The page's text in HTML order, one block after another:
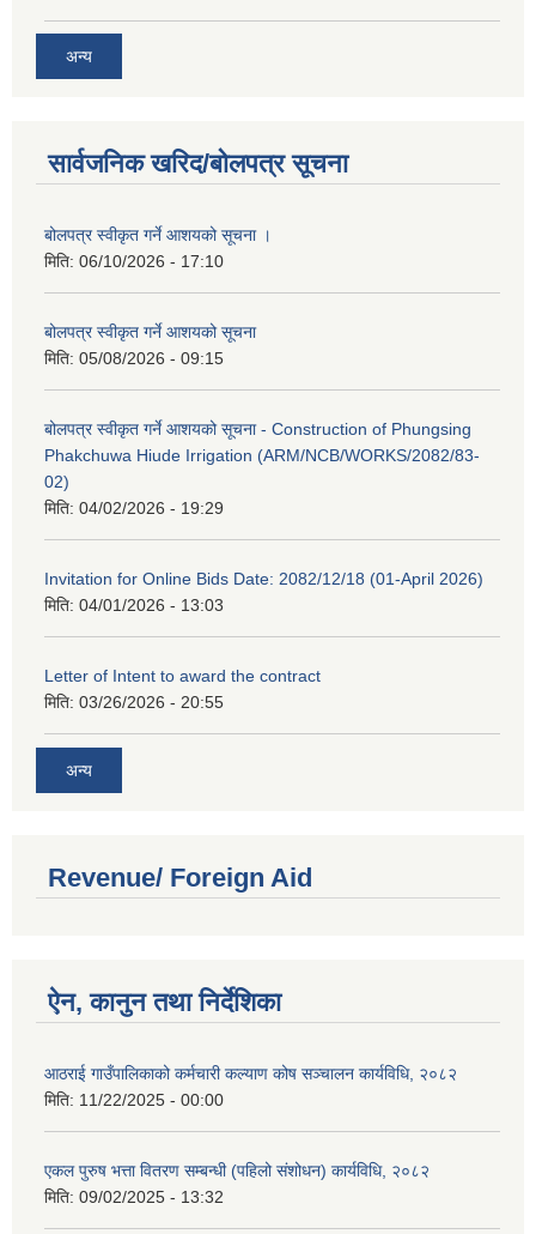
अन्य
सार्वजनिक खरिद/बोलपत्र सूचना
बोलपत्र स्वीकृत गर्ने आशयको सूचना ।
मिति: 06/10/2026 - 17:10
बोलपत्र स्वीकृत गर्ने आशयको सूचना
मिति: 05/08/2026 - 09:15
बोलपत्र स्वीकृत गर्ने आशयको सूचना - Construction of Phungsing
Phakchuwa Hiude Irrigation (ARM/NCB/WORKS/2082/83-
02)
मिति: 04/02/2026 - 19:29
Invitation for Online Bids Date: 2082/12/18 (01-April 2026)
मिति: 04/01/2026 - 13:03
Letter of Intent to award the contract
मिति: 03/26/2026 - 20:55
अन्य
Revenue/ Foreign Aid
ऐन, कानुन तथा निर्देशिका
आठराई गाउँपालिकाको कर्मचारी कल्याण कोष सञ्चालन कार्यविधि, २०८२
मिति: 11/22/2025 - 00:00
एकल पुरुष भत्ता वितरण सम्बन्धी (पहिलो संशोधन) कार्यविधि, २०८२
मिति: 09/02/2025 - 13:32